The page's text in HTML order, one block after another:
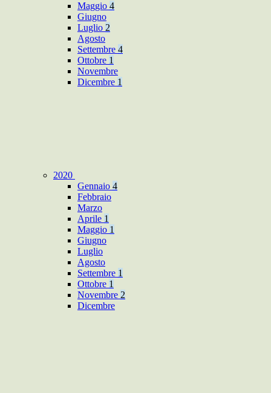
Maggio 4
Giugno
Luglio 2
Agosto
Settembre 4
Ottobre 1
Novembre
Dicembre 1
2020
Gennaio 4
Febbraio
Marzo
Aprile 1
Maggio 1
Giugno
Luglio
Agosto
Settembre 1
Ottobre 1
Novembre 2
Dicembre